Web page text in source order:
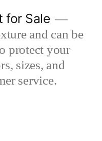
for Sale
and can be
protect your
sizes, and
service.